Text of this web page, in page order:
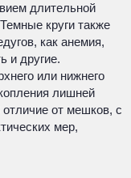
длительной
круги также
как анемия,
и другие.
или нижнего
лишней
от мешков, с
мер,